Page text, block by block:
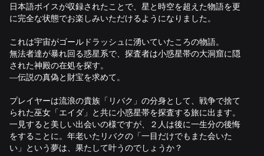
日本語ボイスが収録されたことで、星と時空を超えた物語を更
に完全な状態でお楽しみいただけるようになりました。
これは宇宙がゴールドラッシュに湧いていたころの物語。
無法者達が暴れ回る惑星系で、探査者は小惑星帯の大洞窟に隠
された神殿の在処を探す。
―伝説の真偽と財宝を求めて。
プレイヤーは流浪の貴族「リバク」の分身として、戦争で捨て
られた巫女「エイダ」と共に小惑星帯を探査する旅に出ます。
一見すると美しい出会いの様ですが、２人は後に一生分の後悔
をすることに。年老いたリバクの「一目だけでもまた会いた
い」という夢は、果たして叶うのでしょうか？